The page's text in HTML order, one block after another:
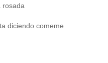
rosada
diciendo comeme